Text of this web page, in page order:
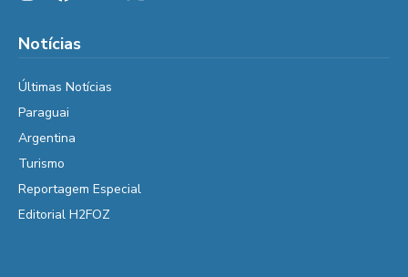
Notícias
Últimas Notícias
Paraguai
Argentina
Turismo
Reportagem Especial
Editorial H2FOZ